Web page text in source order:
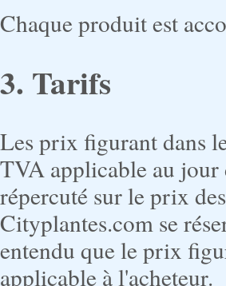
Chaque produit est
3. Tarifs
Les prix figurant dans
TVA applicable au jour
répercuté sur le prix
Cityplantes.com se
entendu que le prix
applicable à l'acheteur.